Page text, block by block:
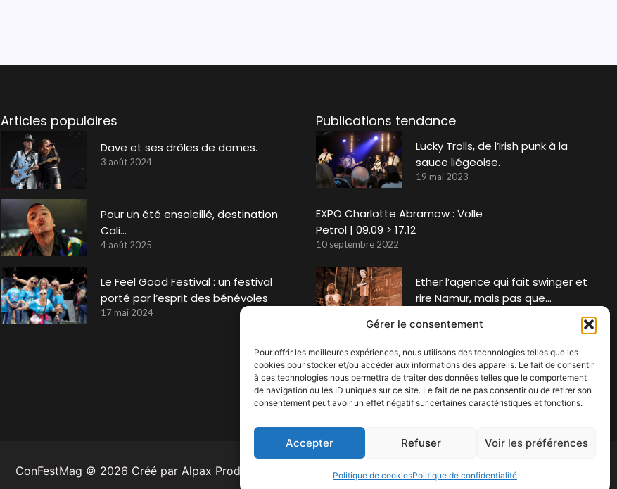
Gérer le consentement
Pour offrir les meilleures expériences, nous utilisons des technologies telles que les
cookies pour stocker et/ou accéder aux informations des appareils. Le fait de consentir
à ces technologies nous permettra de traiter des données telles que le comportement
de navigation ou les ID uniques sur ce site. Le fait de ne pas consentir ou de retirer son
consentement peut avoir un effet négatif sur certaines caractéristiques et fonctions.
Accepter Refuser Voir les préférences
Politique de cookiesPolitique de confidentialité
Articles populaires
Dave et ses drôles de dames.
3 août 2024
Pour un été ensoleillé, destination
Cali…
4 août 2025
Le Feel Good Festival : un festival
porté par l’esprit des bénévoles
17 mai 2024
Publications tendance
Lucky Trolls, de l’Irish punk à la
sauce liégeoise.
19 mai 2023
EXPO Charlotte Abramow : Volle
Petrol | 09.09 > 17.12
10 septembre 2022
Ether l’agence qui fait swinger et
rire Namur, mais pas que…
LENO
24 juin 2022
ConFestMag © 2026 Créé par Alpax Production